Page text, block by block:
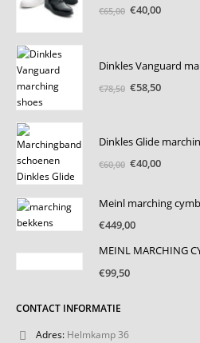
€65,00 Oorspronkelijke
€40,00Huidige
Dinkles Vanguard
€78,50 Oorspronkelijke
€58,50Huidige
Dinkles Glide
€60,00 Oorspronkelijke
€60,00.
€40,00Huidige
€40,00.
Meinl marching
€449,00
MEINL MARCHING
€99,50
CONTACT INFORMATIE
Adres: Helmkamp 36